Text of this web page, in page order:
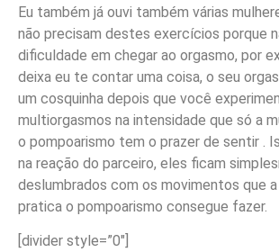
Eu também já ouvi também várias
não precisam destes exercícios porque
dificuldade em chegar ao orgasmo, por
deixa eu te contar uma coisa, o seu
um cosquinha depois que você
multiorgasmos na intensidade que só a
o pompoarismo tem o prazer de sentir .
na reação do parceiro, eles ficam
deslumbrados com os movimentos que
pratica o pompoarismo consegue fazer.
[divider style=”0″]